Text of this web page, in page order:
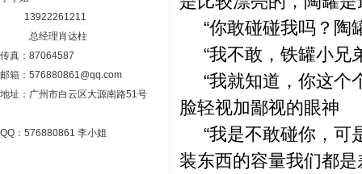
“你敢碰碰我吗？陶
“我不敢，铁罐小兄
“我就知道，你这个
脸轻视加鄙视的眼神
“我是不敢碰你，可
装东西的容量我们都
13922261211
总经理肖达柱
传真：87064587
邮箱：576880861@qq.com
地址：广州市白云区大源南路51号
QQ：576880861 李小姐